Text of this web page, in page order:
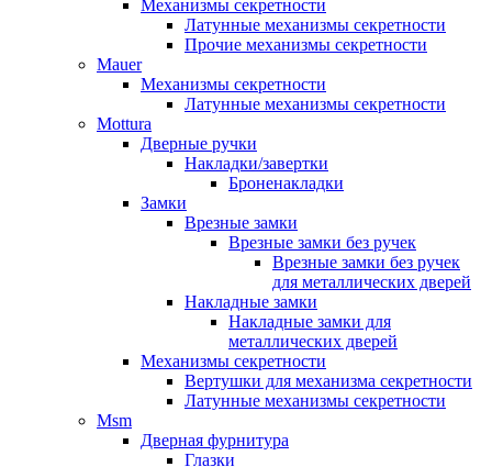
Механизмы секретности
Латунные механизмы секретности
Прочие механизмы секретности
Mauer
Механизмы секретности
Латунные механизмы секретности
Mottura
Дверные ручки
Накладки/завертки
Броненакладки
Замки
Врезные замки
Врезные замки без ручек
Врезные замки без ручек
для металлических дверей
Накладные замки
Накладные замки для
металлических дверей
Механизмы секретности
Вертушки для механизма секретности
Латунные механизмы секретности
Msm
Дверная фурнитура
Глазки